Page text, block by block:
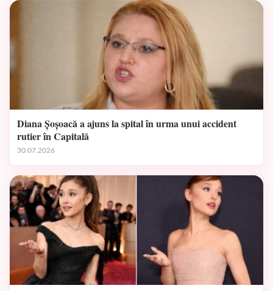
Diana Șoșoacă a ajuns la spital în urma unui accident
rutier în Capitală
30.07.2026